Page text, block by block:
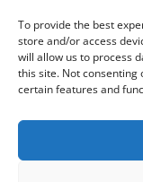
To provide the best
store and/or access
will allow us to process
this site. Not
certain features and